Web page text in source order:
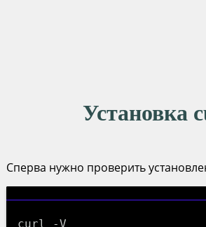
Установка
Сперва нужно проверить
curl -V